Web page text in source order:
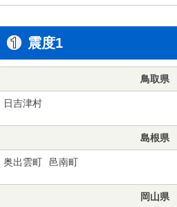
震度1
鳥取県
日吉津村
島根県
奥出雲町 邑南町
岡山県